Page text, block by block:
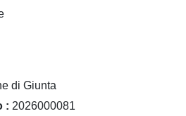
di Giunta
2026000081